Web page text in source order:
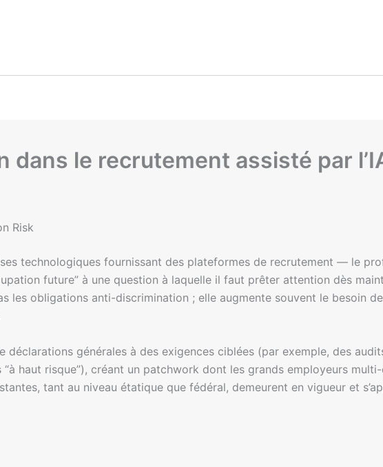
dans le recrutement assisté par
Risk
technologiques fournissant des plateformes de recrutement — le
future” à une question à laquelle il faut prêter attention dès
les obligations anti-discrimination ; elle augmente souvent le besoin
déclarations générales à des exigences ciblées (par exemple, des
haut risque”), créant un patchwork dont les grands employeurs
tant au niveau étatique que fédéral, demeurent en vigueur et